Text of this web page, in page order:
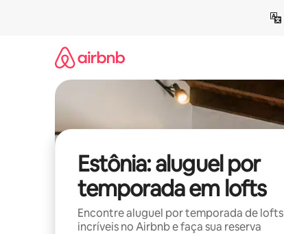
Estônia: aluguel por
temporada em lofts
Encontre aluguel por temporada de lofts
incríveis no Airbnb e faça sua reserva